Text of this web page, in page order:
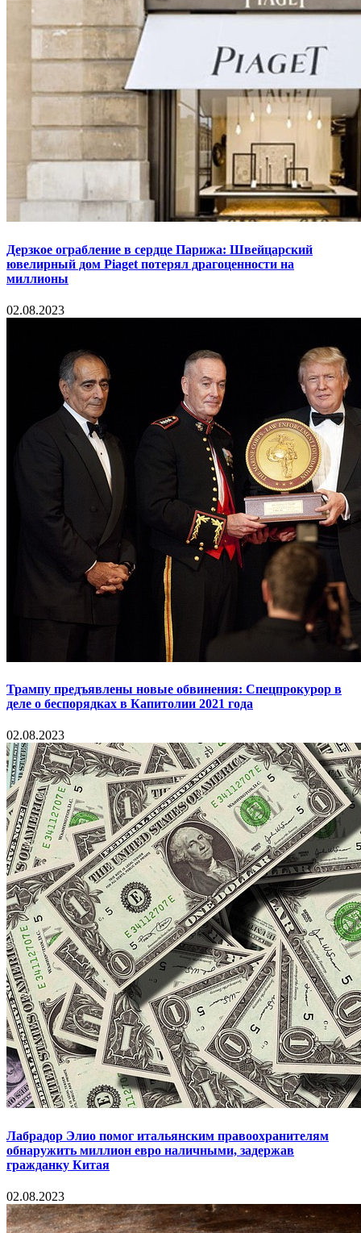
Дерзкое ограбление в сердце Парижа: Швейцарский
ювелирный дом Piaget потерял драгоценности на
миллионы
02.08.2023
Трампу предъявлены новые обвинения: Спецпрокурор в
деле о беспорядках в Капитолии 2021 года
02.08.2023
Лабрадор Элио помог итальянским правоохранителям
обнаружить миллион евро наличными, задержав
гражданку Китая
02.08.2023